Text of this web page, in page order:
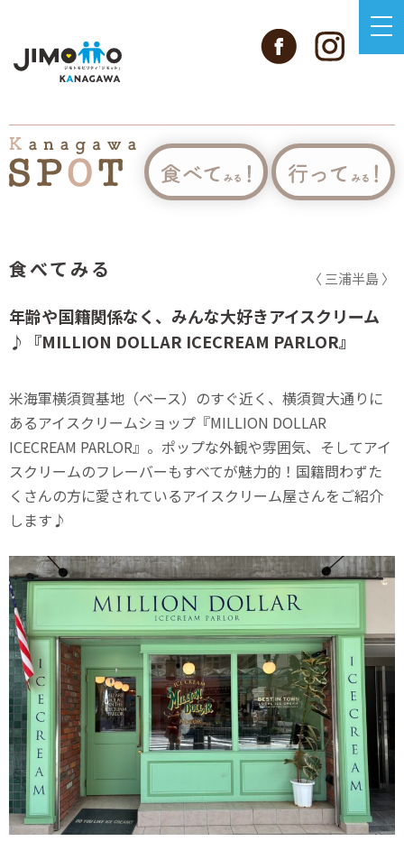
食べてみる 〈 三浦半島 〉
年齢や国籍関係なく、みんな大好きアイスクリーム
♪『MILLION DOLLAR ICECREAM PARLOR』
米海軍横須賀基地（ベース）のすぐ近く、横須賀大通りに
あるアイスクリームショップ『MILLION DOLLAR
ICECREAM PARLOR』。ポップな外観や雰囲気、そしてアイ
スクリームのフレーバーもすべてが魅力的！国籍問わずた
くさんの方に愛されているアイスクリーム屋さんをご紹介
します♪